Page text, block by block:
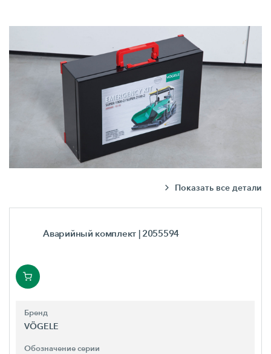
Показать все детали
Аварийный комплект | 2055594
Бренд
VÖGELE
Обозначение серии